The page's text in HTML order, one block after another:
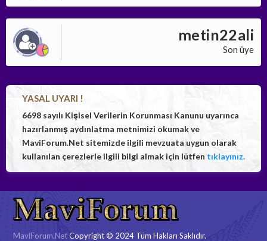
metin22ali
Son üye
YASAL UYARI !
6698 sayılı Kişisel Verilerin Korunması Kanunu uyarınca
hazırlanmış aydınlatma metnimizi okumak ve
MaviForum.Net sitemizde ilgili mevzuata uygun olarak
kullanılan çerezlerle ilgili bilgi almak için lütfen tıklayınız.
MaviForum.NetCopyright © 2024 Tüm Hakları Saklıdır.